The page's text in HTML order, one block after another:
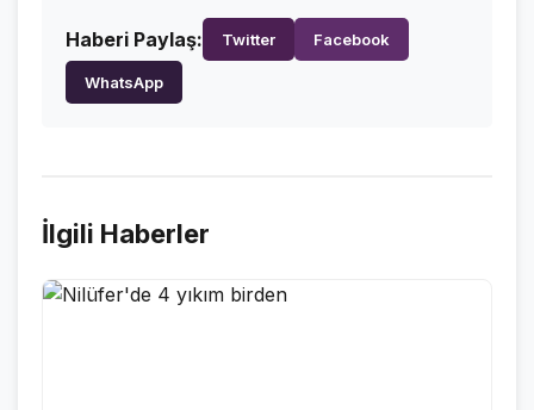
KURUMSAL
İLETİŞİM
Haberi Paylaş: Twitter Facebook
WhatsApp
İlgili Haberler